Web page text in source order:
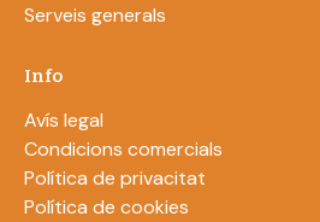
Serveis generals
Info
Avís legal
Condicions comercials
Política de privacitat
Política de cookies